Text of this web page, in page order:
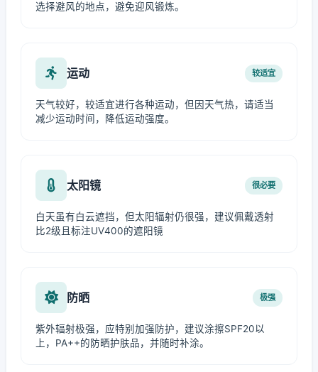
选择避风的地点，避免迎风锻炼。
运动 较适宜
天气较好，较适宜进行各种运动，但因天气热，请适当
减少运动时间，降低运动强度。
太阳镜 很必要
白天虽有白云遮挡，但太阳辐射仍很强，建议佩戴透射
比2级且标注UV400的遮阳镜
防晒 极强
紫外辐射极强，应特别加强防护，建议涂擦SPF20以
上，PA++的防晒护肤品，并随时补涂。